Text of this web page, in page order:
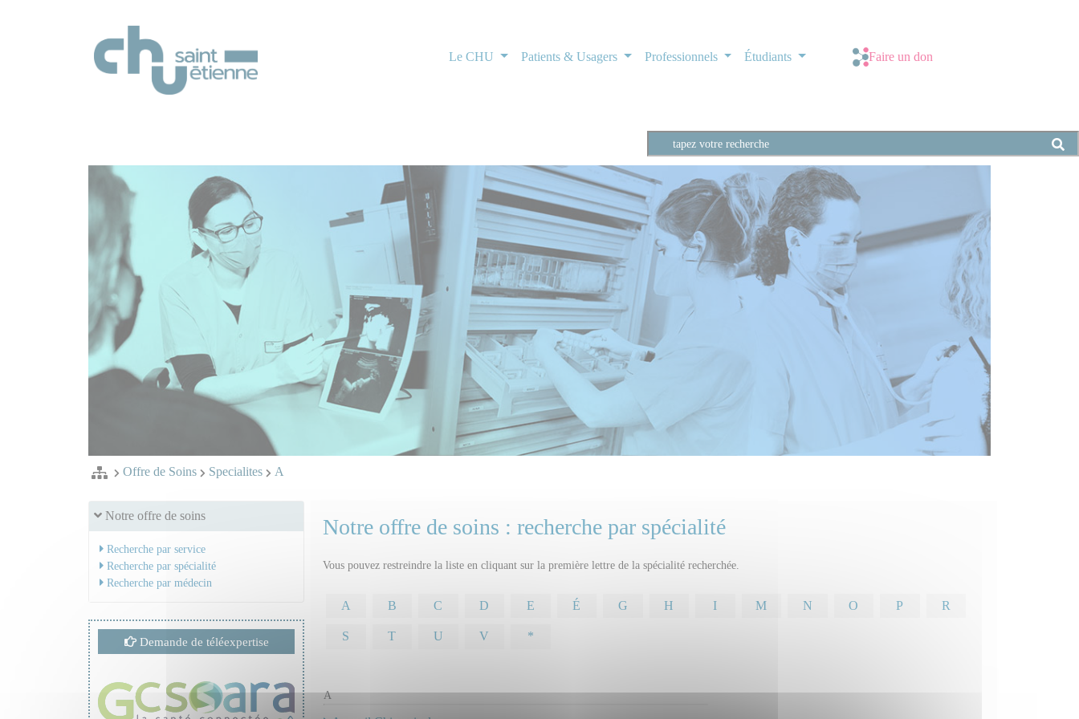
Le CHU Patients & Usagers Professionnels Étudiants Faire un don
Offre de Soins Specialites A
Notre offre de soins
Recherche par service
Recherche par spécialité
Recherche par médecin
Demande de téléexpertise
Notre offre de soins : recherche par spécialité
Vous pouvez restreindre la liste en cliquant sur la première lettre de la spécialité recherchée.
A B C D E É G H I M N O P R
S T U V *
A